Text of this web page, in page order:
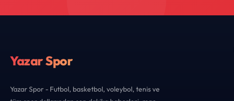
Yazar Spor
Yazar Spor - Futbol, basketbol, voleybol, tenis ve